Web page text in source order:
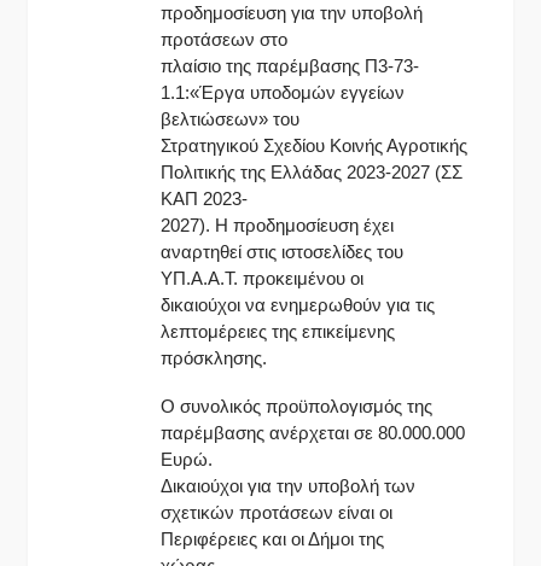
προδημοσίευση για την υποβολή
προτάσεων στο
πλαίσιο της παρέμβασης Π3-73-
1.1:«Έργα υποδομών εγγείων
βελτιώσεων» του
Στρατηγικού Σχεδίου Κοινής Αγροτικής
Πολιτικής της Ελλάδας 2023-2027 (ΣΣ
ΚΑΠ 2023-
2027). Η προδημοσίευση έχει
αναρτηθεί στις ιστοσελίδες του
ΥΠ.Α.Α.Τ. προκειμένου οι
δικαιούχοι να ενημερωθούν για τις
λεπτομέρειες της επικείμενης
πρόσκλησης.
Ο συνολικός προϋπολογισμός της
παρέμβασης ανέρχεται σε 80.000.000
Ευρώ.
Δικαιούχοι για την υποβολή των
σχετικών προτάσεων είναι οι
Περιφέρειες και οι Δήμοι της